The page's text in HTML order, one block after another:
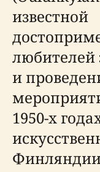
известной
любителей
и
1950-х